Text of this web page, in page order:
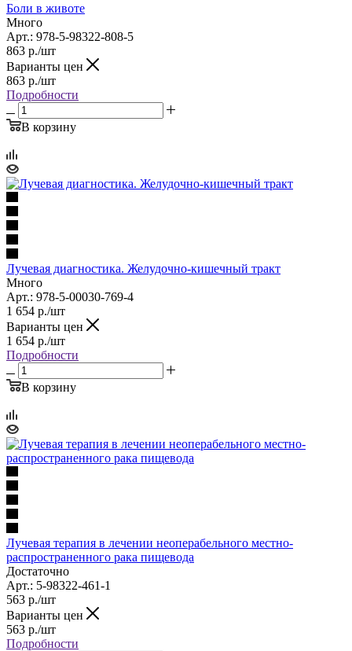
Боли в животе
Много
Арт.: 978-5-98322-808-5
863 р./шт
Варианты цен
863 р./шт
Подробности
В корзину
Лучевая диагностика. Желудочно-кишечный тракт
Много
Арт.: 978-5-00030-769-4
1 654 р./шт
Варианты цен
1 654 р./шт
Подробности
В корзину
Лучевая терапия в лечении неоперабельного местно-
распространенного рака пищевода
Достаточно
Арт.: 5-98322-461-1
563 р./шт
Варианты цен
563 р./шт
Подробности